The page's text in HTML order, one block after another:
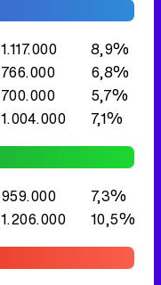
1.117.000
8,9%
766.000
6,8%
700.000
5,7%
1.004.000 7,1%
959.000
7,3%
1.206.000 10,5%